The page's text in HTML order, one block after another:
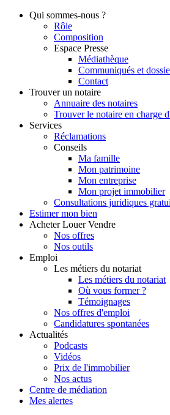
Qui sommes-nous ?
Rôle
Composition
Espace Presse
Médiathèque
Communiqués et
Contact
Trouver un notaire
Annuaire des notaires
Trouver le notaire en charge
Services
Réclamations
Conseils
Ma famille
Mon patrimoine
Mon entreprise
Mon projet immobilier
Consultations juridiques
Estimer mon bien
Acheter Louer Vendre
Nos offres
Nos outils
Emploi
Les métiers du notariat
Les métiers du notariat
Où vous former ?
Témoignages
Nos offres d'emploi
Candidatures spontanées
Actualités
Podcasts
Vidéos
Prix de l'immobilier
Nos actus
Centre de médiation
Mes alertes